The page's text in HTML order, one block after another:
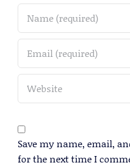
Save my name, email,
for the next time I